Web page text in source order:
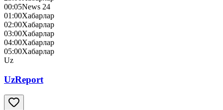
00:05News 24
01:00Хабарлар
02:00Хабарлар
03:00Хабарлар
04:00Хабарлар
05:00Хабарлар
Uz
UzReport